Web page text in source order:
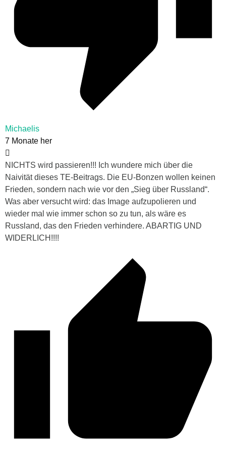
Michaelis
7 Monate her
NICHTS wird passieren!!! Ich wundere mich über die
Naivität dieses TE-Beitrags. Die EU-Bonzen wollen keinen
Frieden, sondern nach wie vor den „Sieg über Russland“.
Was aber versucht wird: das Image aufzupolieren und
wieder mal wie immer schon so zu tun, als wäre es
Russland, das den Frieden verhindere. ABARTIG UND
WIDERLICH!!!!